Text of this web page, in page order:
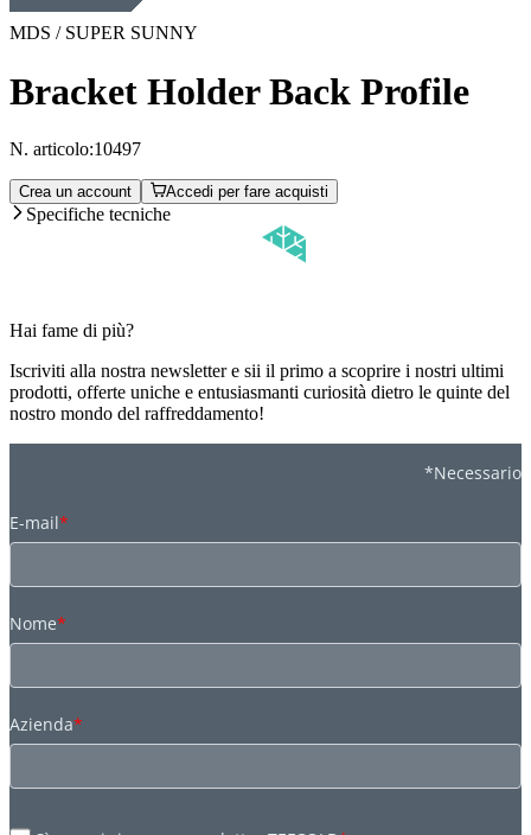
MDS / SUPER SUNNY
Bracket Holder Back Profile
N. articolo:10497
Crea un account Accedi per fare acquisti
Specifiche tecniche
Hai fame di più?
Iscriviti alla nostra newsletter e sii il primo a scoprire i nostri ultimi
prodotti, offerte uniche e entusiasmanti curiosità dietro le quinte del
nostro mondo del raffreddamento!
*Necessario
E-mail*
Nome*
Azienda*